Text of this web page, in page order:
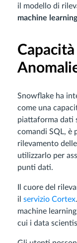
il modello di
machine learning
Snowflake ha
come una
piattaforma dati
comandi SQL, è
rilevamento
utilizzarlo per
punti dati.
Il cuore del
il servizio Cortex
machine
cui i data